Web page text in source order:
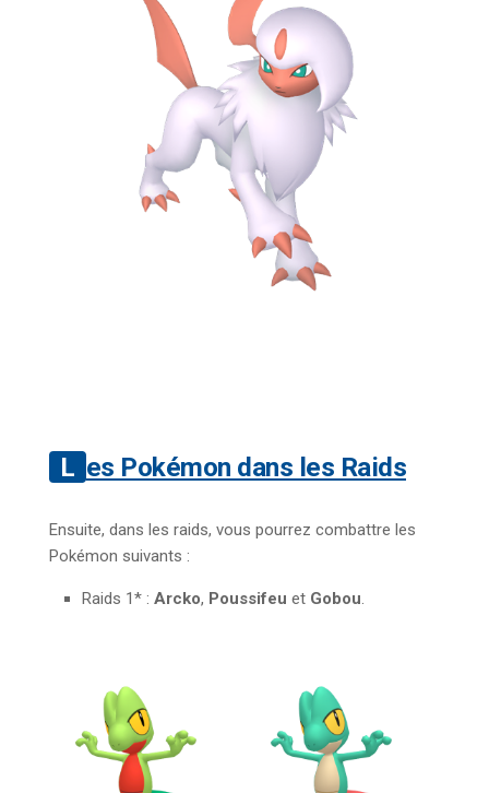
Les Pokémon dans les Raids
Ensuite, dans les raids, vous pourrez combattre les
Pokémon suivants :
Raids 1* : Arcko, Poussifeu et Gobou.